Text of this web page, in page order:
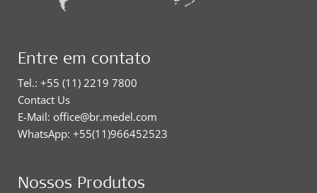
Entre em contato
Tel.: +55 (11) 2219 7800
Contact Us
E-Mail: office@br.medel.com
WhatsApp: +55(11)966452523
Nossos Produtos